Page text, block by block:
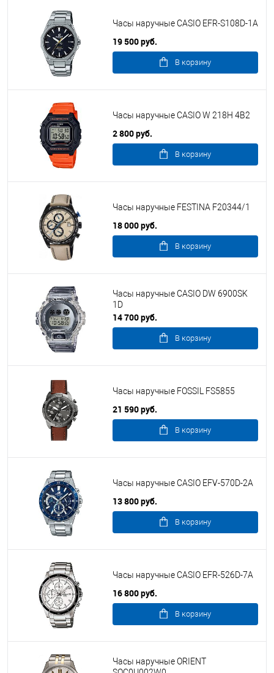
Часы наручные CASIO EFR-S108D-1A
19 500 руб.
В корзину
Часы наручные CASIO W 218H 4B2
2 800 руб.
В корзину
Часы наручные FESTINA F20344/1
18 000 руб.
В корзину
Часы наручные CASIO DW 6900SK
1D
14 700 руб.
В корзину
Часы наручные FOSSIL FS5855
21 590 руб.
В корзину
Часы наручные CASIO EFV-570D-2A
13 800 руб.
В корзину
Часы наручные CASIO EFR-526D-7A
16 800 руб.
В корзину
Часы наручные ORIENT